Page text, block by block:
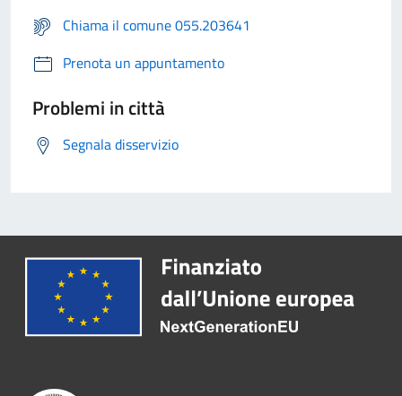
Chiama il comune 055.203641
Prenota un appuntamento
Problemi in città
Segnala disservizio